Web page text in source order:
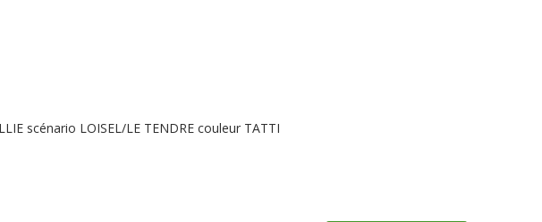
scénario LOISEL/LE TENDRE couleur TATTI